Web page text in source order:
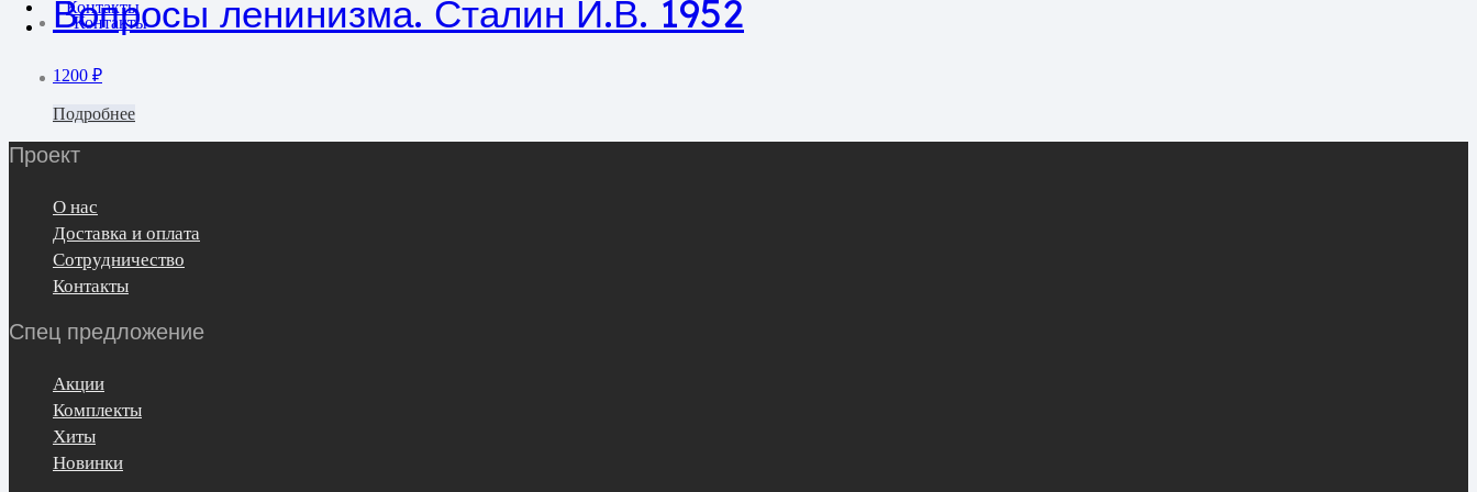
Контакты
Контакты
Вопросы ленинизма. Сталин И.В. 1952
1200 ₽
Подробнее
Проект
О нас
Доставка и оплата
Сотрудничество
Контакты
Спец предложение
Акции
Комплекты
Хиты
Новинки